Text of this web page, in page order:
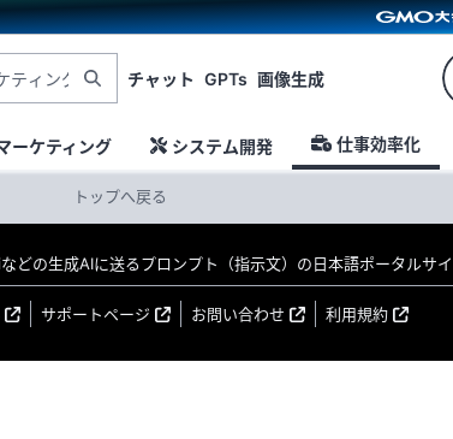
チャット GPTs 画像生成
ーケティング システム開発 仕事効率化
トップへ戻る
の生成AIに送るプロンプト（指示文）の日本語ポータルサイ
サポートページ お問い合わせ 利用規約